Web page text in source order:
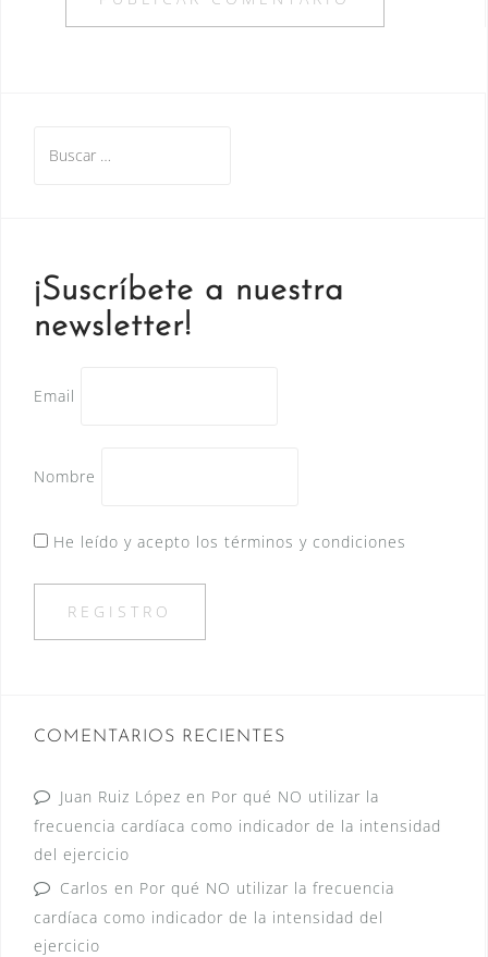
¡Suscríbete a nuestra
newsletter!
Email
Nombre
He leído y acepto los términos y condiciones
COMENTARIOS RECIENTES
Juan Ruiz López en Por qué NO utilizar la
frecuencia cardíaca como indicador de la intensidad
del ejercicio
Carlos en Por qué NO utilizar la frecuencia
cardíaca como indicador de la intensidad del
ejercicio